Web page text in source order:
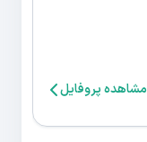
مشاهده پروفایل